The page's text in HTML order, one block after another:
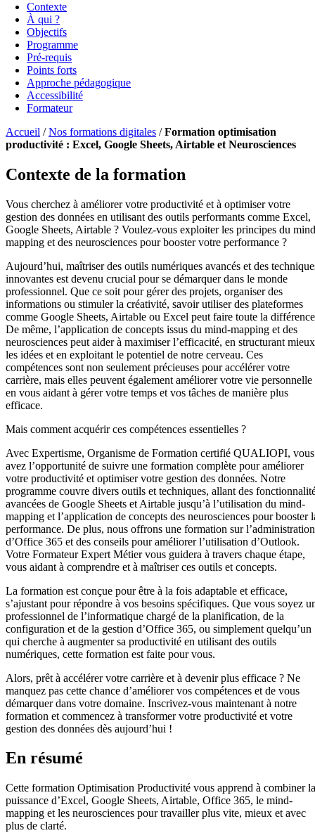
Contexte
À qui ?
Objectifs
Programme
Pré-requis
Points forts
Approche pédagogique
Accessibilité
Formateur
Accueil /Nos formations digitales /Formation optimisation
productivité : Excel, Google Sheets, Airtable et Neurosciences
Contexte de la formation
Vous cherchez à améliorer votre productivité et à optimiser votre
gestion des données en utilisant des outils performants comme Excel,
Google Sheets, Airtable ? Voulez-vous exploiter les principes du
mapping et des neurosciences pour booster votre performance ?
Aujourd’hui, maîtriser des outils numériques avancés et des
innovantes est devenu crucial pour se démarquer dans le monde
professionnel. Que ce soit pour gérer des projets, organiser des
informations ou stimuler la créativité, savoir utiliser des plateformes
comme Google Sheets, Airtable ou Excel peut faire toute la
De même, l’application de concepts issus du mind-mapping et des
neurosciences peut aider à maximiser l’efficacité, en structurant mieux
les idées et en exploitant le potentiel de notre cerveau. Ces
compétences sont non seulement précieuses pour accélérer votre
carrière, mais elles peuvent également améliorer votre vie personnelle
en vous aidant à gérer votre temps et vos tâches de manière plus
efficace.
Mais comment acquérir ces compétences essentielles ?
Avec Expertisme, Organisme de Formation certifié QUALIOPI, vous
avez l’opportunité de suivre une formation complète pour améliorer
votre productivité et optimiser votre gestion des données. Notre
programme couvre divers outils et techniques, allant des
avancées de Google Sheets et Airtable jusqu’à l’utilisation du mind-
mapping et l’application de concepts des neurosciences pour booster
performance. De plus, nous offrons une formation sur l’administration
d’Office 365 et des conseils pour améliorer l’utilisation d’Outlook.
Votre Formateur Expert Métier vous guidera à travers chaque étape,
vous aidant à comprendre et à maîtriser ces outils et concepts.
La formation est conçue pour être à la fois adaptable et efficace,
s’ajustant pour répondre à vos besoins spécifiques. Que vous soyez
professionnel de l’informatique chargé de la planification, de la
configuration et de la gestion d’Office 365, ou simplement quelqu’un
qui cherche à augmenter sa productivité en utilisant des outils
numériques, cette formation est faite pour vous.
Alors, prêt à accélérer votre carrière et à devenir plus efficace ? Ne
manquez pas cette chance d’améliorer vos compétences et de vous
démarquer dans votre domaine. Inscrivez-vous maintenant à notre
formation et commencez à transformer votre productivité et votre
gestion des données dès aujourd’hui !
En résumé
Cette formation Optimisation Productivité vous apprend à combiner la
puissance d’Excel, Google Sheets, Airtable, Office 365, le mind-
mapping et les neurosciences pour travailler plus vite, mieux et avec
plus de clarté.